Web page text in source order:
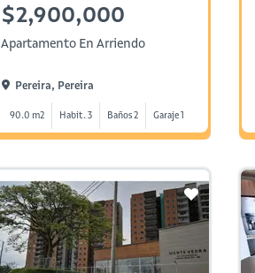
$2,900,000
Apartamento En Arriendo
Pereira, Pereira
90.0 m2 Habit. 3 Baños 2 Garaje 1